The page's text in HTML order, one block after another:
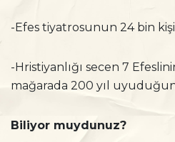
-Efes tiyatrosunun 24 bin
-Hristiyanlığı secen 7
mağarada 200 yıl
Biliyor muydunuz?